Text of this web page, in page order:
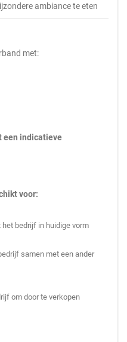
ambiance te eten
met:
een indicatieve
voor:
bedrijf in huidige vorm
samen met een ander
om door te verkopen